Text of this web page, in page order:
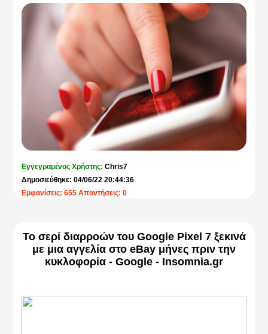
gov.gr Wallet θα πραγματοποιηθεί αύριο σε συνέντευξη
τύπου που έχει προγραμματιστεί για τις 6.00μμ.
Download gov.gr Wallet
για Android
iPhone
ΠΗΓΗ:
insomnia.gr
Εγγεγραμένος Χρήστης:Chris7
Δημοσιεύθηκε: 04/06/22 20:44:36
Εμφανίσεις: 655 Απαντήσεις: 0
Το σερί διαρροών του Google Pixel 7 ξεκινά
με μια αγγελία στο eBay μήνες πριν την
κυκλοφορία - Google - Insomnia.gr